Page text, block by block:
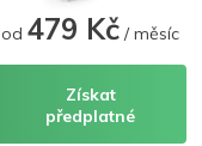
od479 Kč / měsíc
Získat
předplatné